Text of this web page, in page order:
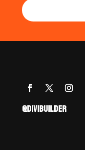
@DIVIBUILDER